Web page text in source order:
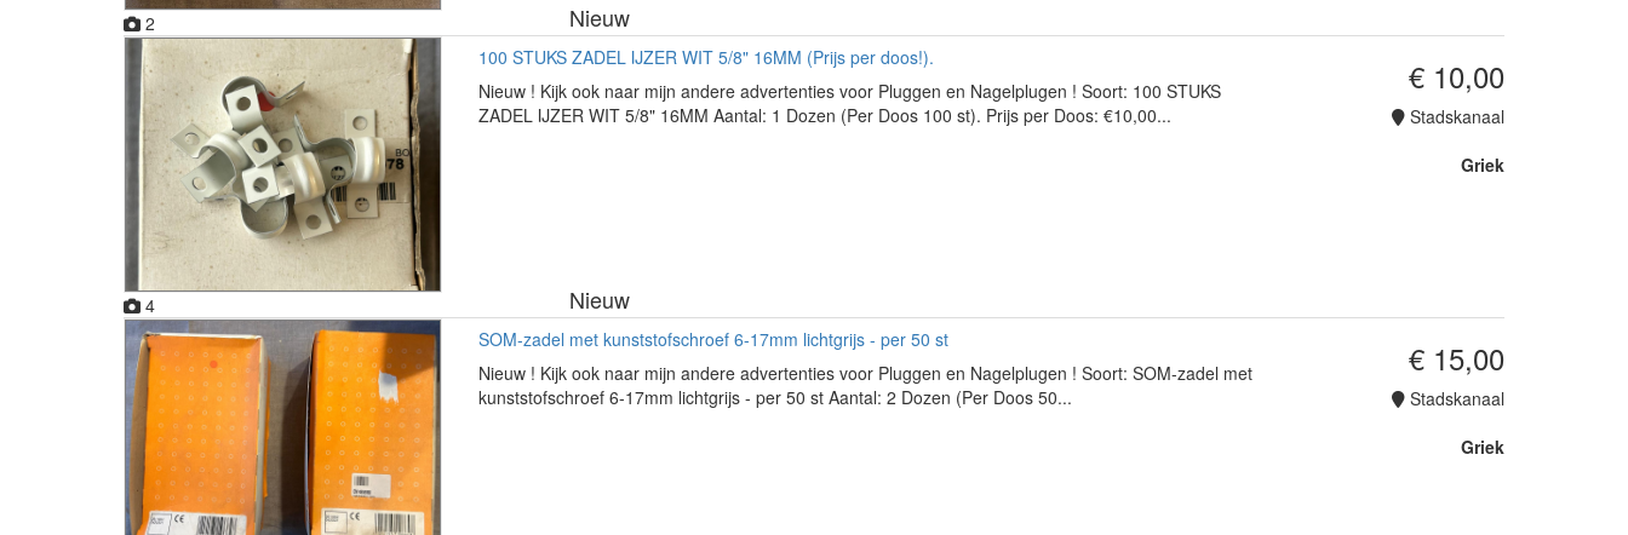
2 Nieuw
4 Nieuw
100 STUKS ZADEL IJZER WIT 5/8" 16MM (Prijs per doos!).
Nieuw ! Kijk ook naar mijn andere advertenties voor Pluggen en Nagelplugen ! Soort: 100 STUKS
ZADEL IJZER WIT 5/8" 16MM Aantal: 1 Dozen (Per Doos 100 st). Prijs per Doos: €10,00...
€ 10,00
Stadskanaal
Griek
SOM-zadel met kunststofschroef 6-17mm lichtgrijs - per 50 st
Nieuw ! Kijk ook naar mijn andere advertenties voor Pluggen en Nagelplugen ! Soort: SOM-zadel met
kunststofschroef 6-17mm lichtgrijs - per 50 st Aantal: 2 Dozen (Per Doos 50...
€ 15,00
Stadskanaal
Griek